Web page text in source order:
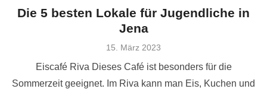
Die 5 besten Lokale für Jugendliche in
Jena
Veröffentlicht
15. März 2023
Eiscafé Riva Dieses Café ist besonders für die
Sommerzeit geeignet. Im Riva kann man Eis, Kuchen und